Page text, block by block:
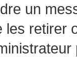
un
les retirer